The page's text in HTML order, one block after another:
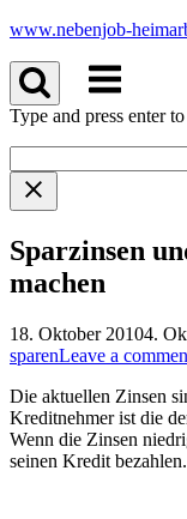
Skip
content
www.nebenjob-
Menu
Type and press enter to
Sparzinsen
machen
18. Oktober 20104.
sparenLeave a
Die aktuellen Zinsen
Kreditnehmer ist die
Wenn die Zinsen
seinen Kredit bezahlen.